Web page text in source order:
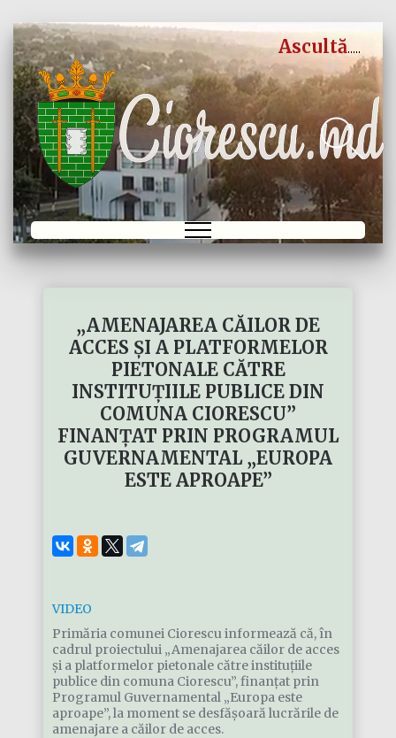
Ascultă
„AMENAJAREA CĂILOR DE
ACCES ȘI A PLATFORMELOR
PIETONALE CĂTRE
INSTITUȚIILE PUBLICE DIN
COMUNA CIORESCU”
FINANȚAT PRIN PROGRAMUL
GUVERNAMENTAL „EUROPA
ESTE APROAPE”
VIDEO
Primăria comunei Ciorescu informează că, în
cadrul proiectului „Amenajarea căilor de acces
și a platformelor pietonale către instituțiile
publice din comuna Ciorescu”, finanțat prin
Programul Guvernamental „Europa este
aproape”, la moment se desfășoară lucrările de
amenajare a căilor de acces.